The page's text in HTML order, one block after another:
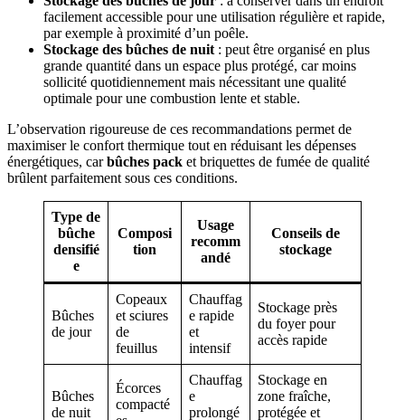
facilement accessible pour une utilisation régulière et rapide,
par exemple à proximité d’un poêle.
Stockage des bûches de nuit: peut être organisé en plus
grande quantité dans un espace plus protégé, car moins
sollicité quotidiennement mais nécessitant une qualité
optimale pour une combustion lente et stable.
L’observation rigoureuse de ces recommandations permet de
maximiser le confort thermique tout en réduisant les dépenses
énergétiques, carbûches pack et briquettes de fumée de qualité
brûlent parfaitement sous ces conditions.
Type de
bûche
densifié
e
Composi
tion
Usage
recomm
andé
Conseils de
stockage
Bûches
de jour
Copeaux
et sciures
de
feuillus
Chauffag
e rapide
et
intensif
Stockage près
du foyer pour
accès rapide
Bûches
de nuit
Écorces
compacté
Chauffag
e
prolongé
Stockage en
zone fraîche,
protégée et